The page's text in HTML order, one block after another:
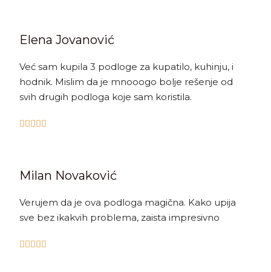
Elena Jovanović
Već sam kupila 3 podloge za kupatilo, kuhinju, i
hodnik. Mislim da je mnooogo bolje rešenje od
svih drugih podloga koje sam koristila.
    
Milan Novaković
Verujem da je ova podloga magična. Kako upija
sve bez ikakvih problema, zaista impresivno
    